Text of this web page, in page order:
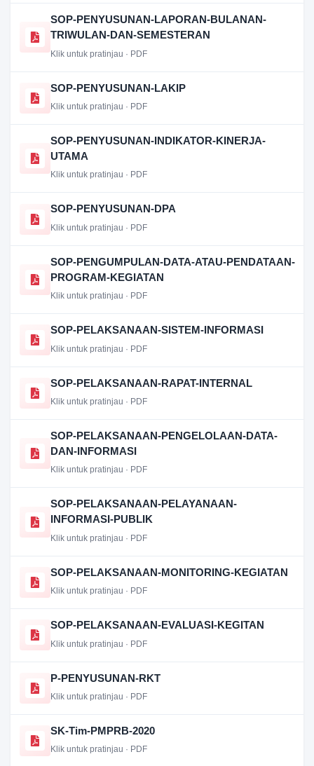
SOP-PENYUSUNAN-LAPORAN-BULANAN-
TRIWULAN-DAN-SEMESTERAN
Klik untuk pratinjau · PDF
SOP-PENYUSUNAN-LAKIP
Klik untuk pratinjau · PDF
SOP-PENYUSUNAN-INDIKATOR-KINERJA-
UTAMA
Klik untuk pratinjau · PDF
SOP-PENYUSUNAN-DPA
Klik untuk pratinjau · PDF
SOP-PENGUMPULAN-DATA-ATAU-PENDATAAN-
PROGRAM-KEGIATAN
Klik untuk pratinjau · PDF
SOP-PELAKSANAAN-SISTEM-INFORMASI
Klik untuk pratinjau · PDF
SOP-PELAKSANAAN-RAPAT-INTERNAL
Klik untuk pratinjau · PDF
SOP-PELAKSANAAN-PENGELOLAAN-DATA-
DAN-INFORMASI
Klik untuk pratinjau · PDF
SOP-PELAKSANAAN-PELAYANAAN-
INFORMASI-PUBLIK
Klik untuk pratinjau · PDF
SOP-PELAKSANAAN-MONITORING-KEGIATAN
Klik untuk pratinjau · PDF
SOP-PELAKSANAAN-EVALUASI-KEGITAN
Klik untuk pratinjau · PDF
P-PENYUSUNAN-RKT
Klik untuk pratinjau · PDF
SK-Tim-PMPRB-2020
Klik untuk pratinjau · PDF